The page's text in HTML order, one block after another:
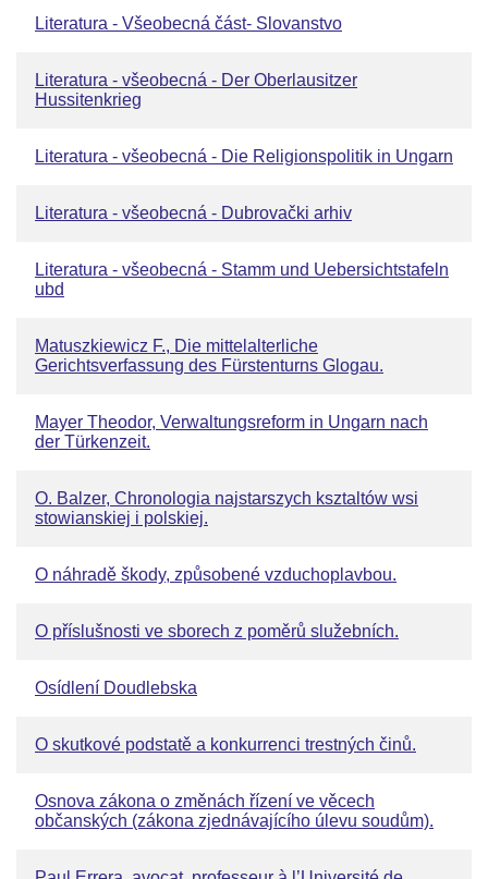
Literatura - Všeobecná část- Slovanstvo
Literatura - všeobecná - Der Oberlausitzer
Hussitenkrieg
Literatura - všeobecná - Die Religionspolitik in Ungarn
Literatura - všeobecná - Dubrovački arhiv
Literatura - všeobecná - Stamm und Uebersichtstafeln
ubd
Matuszkiewicz F., Die mittelalterliche
Gerichtsverfassung des Fürstenturns Glogau.
Mayer Theodor, Verwaltungsreform in Ungarn nach
der Türkenzeit.
O. Balzer, Chronologia najstarszych ksztaltów wsi
stowianskiej i polskiej.
O náhradě škody, způsobené vzduchoplavbou.
O příslušnosti ve sborech z poměrů služebních.
Osídlení Doudlebska
O skutkové podstatě a konkurrenci trestných činů.
Osnova zákona o změnách řízení ve věcech
občanských (zákona zjednávajícího úlevu soudům).